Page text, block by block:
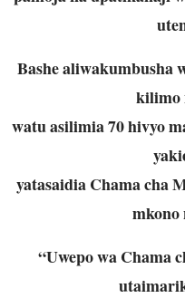
Bashe aliwakumbusha
kilimo
watu asilimia 70 hivyo
yatasaidia Chama cha
mkono
“Uwepo wa Chama